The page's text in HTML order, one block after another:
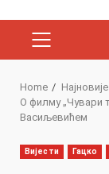
PRIMARY
Home
О филму „Чувари
Васиљевићем
Вијести Гацко